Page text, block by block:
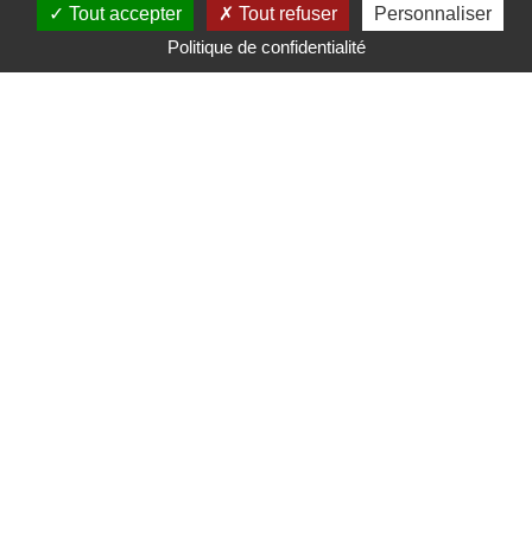
Tout accepter
Tout refuser
Personnaliser
Politique de confidentialité